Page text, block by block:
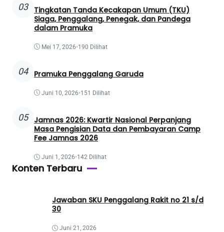
03
Tingkatan Tanda Kecakapan Umum (TKU)
Siaga, Penggalang, Penegak, dan Pandega
dalam Pramuka
Mei 17, 2026•190 Dilihat
04 Pramuka Penggalang Garuda
Juni 10, 2026•151 Dilihat
05
Jamnas 2026: Kwartir Nasional Perpanjang
Masa Pengisian Data dan Pembayaran Camp
Fee Jamnas 2026
Juni 1, 2026•142 Dilihat
Konten Terbaru
Jawaban SKU Penggalang Rakit no 21 s/d
30
Juni 21, 2026